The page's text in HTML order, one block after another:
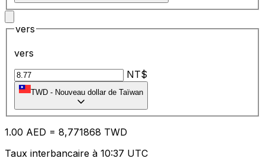
vers
vers
NT$
TWD - Nouveau dollar de Taïwan
1.00 AED = 8,771868 TWD
Taux interbancaire à 10:37 UTC